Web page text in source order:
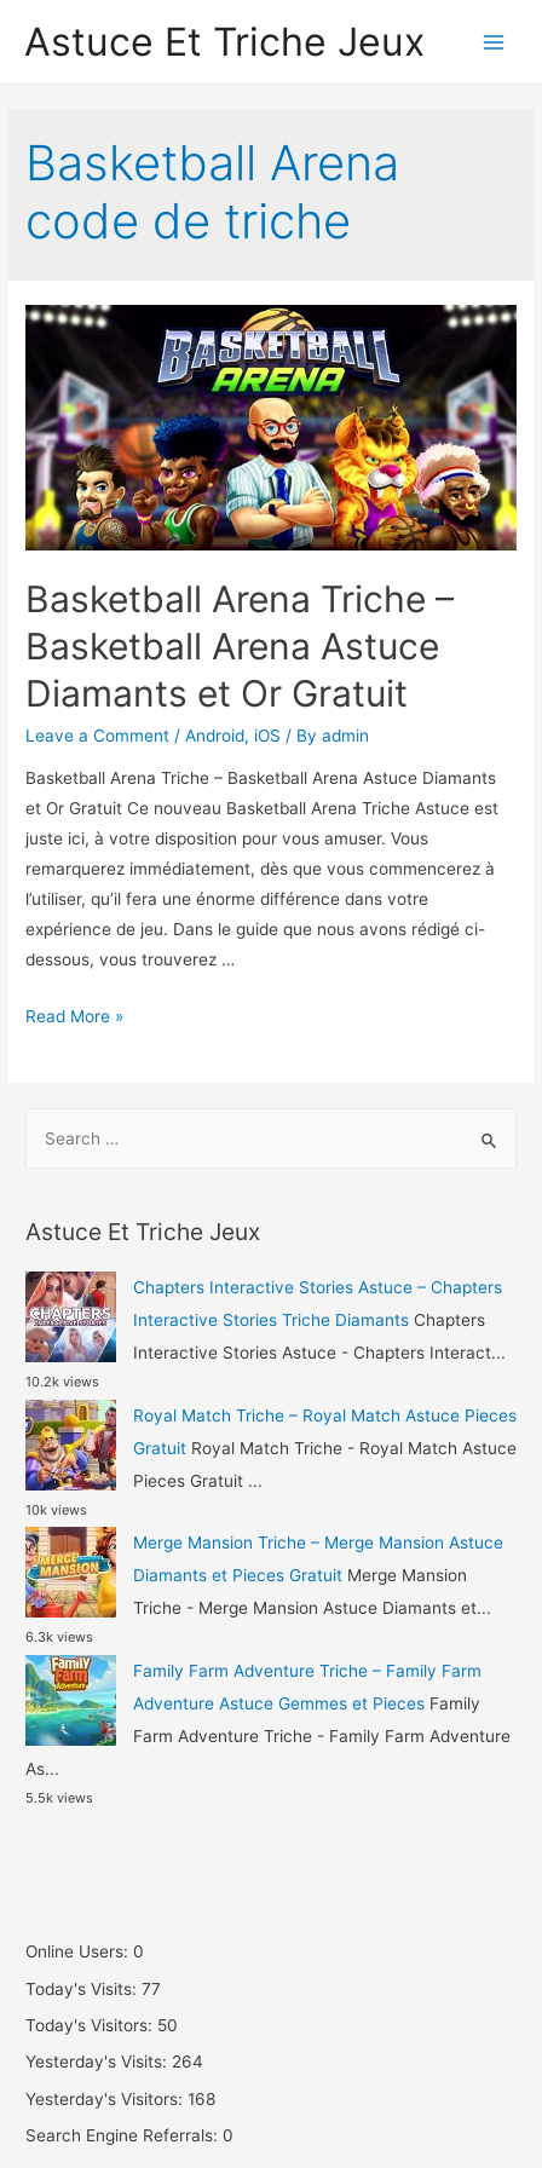
Astuce Et Triche Jeux
Basketball Aren‪a‬
code de triche
Basketball Aren‪a‬ Triche –
Basketball Aren‪a‬ Astuce
Diamants et Or Gratuit
Leave a Comment /Android, iOS / Byadmin
Basketball Aren‪a‬ Triche – Basketball Aren‪a‬ Astuce Diamants
et Or Gratuit Ce nouveau Basketball Arena Triche Astuce est
juste ici, à votre disposition pour vous amuser. Vous
remarquerez immédiatement, dès que vous commencerez à
l’utiliser, qu’il fera une énorme différence dans votre
expérience de jeu. Dans le guide que nous avons rédigé ci-
dessous, vous trouverez …
Basketball
Basketball
Diamants
Or
Gratuit
Read More »
h
f
o
r
:
Astuce Et Triche Jeux
Chapters Interactive Stories Astuce – Chapters
Interactive Stories Triche Diamants Chapters
Interactive Stories Astuce - Chapters Interact...
10.2k views
Royal Match Triche – Royal Match Astuce Pieces
Gratuit Royal Match Triche - Royal Match Astuce
Pieces Gratuit ...
10k views
Merge Mansion Triche – Merge Mansion Astuce
Diamants et Pieces Gratuit Merge Mansion
Triche - Merge Mansion Astuce Diamants et...
6.3k views
Family Farm Adventure Triche – Family Farm
Adventure Astuce Gemmes et Pieces Family
Farm Adventure Triche - Family Farm Adventure
As...
5.5k views
Online Users:0
Today's Visits:77
Today's Visitors: 50
Yesterday's Visits: 264
Yesterday's Visitors:168
Search Engine Referrals:0